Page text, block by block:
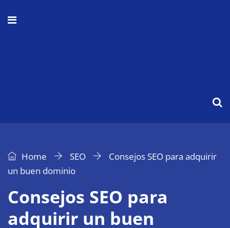
Home SEO
Consejos SEO para adquirir
un buen dominio
Consejos SEO para
adquirir un buen